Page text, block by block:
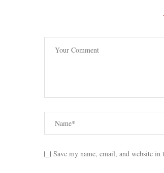
Save my name, email, and website